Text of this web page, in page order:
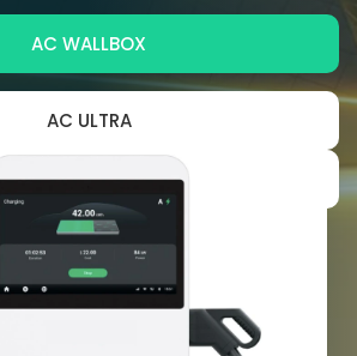
AC WALLBOX
AC ULTRA
DC COMPACT